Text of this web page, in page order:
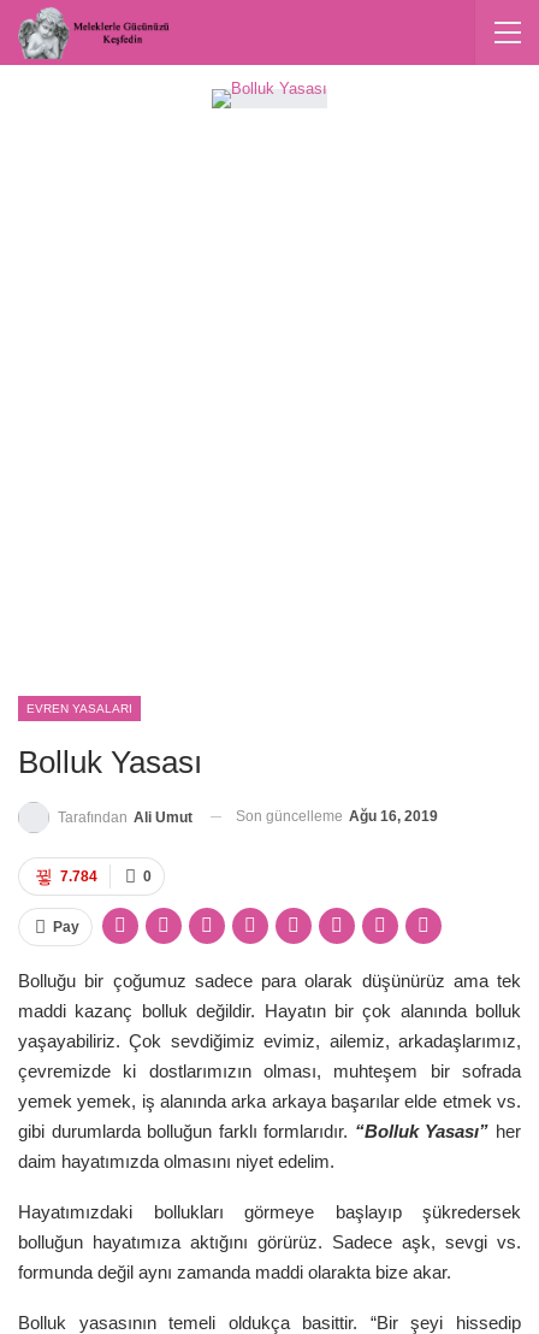
EVREN YASALARI
Bolluk Yasası
Tarafından Ali Umut Son güncelleme Ağu 16, 2019
0
7.784
Pay
Bolluğu bir çoğumuz sadece para olarak düşünürüz ama tek
maddi kazanç bolluk değildir. Hayatın bir çok alanında bolluk
yaşayabiliriz. Çok sevdiğimiz evimiz, ailemiz, arkadaşlarımız,
çevremizde ki dostlarımızın olması, muhteşem bir sofrada
yemek yemek, iş alanında arka arkaya başarılar elde etmek vs.
gibi durumlarda bolluğun farklı formlarıdır. “Bolluk Yasası” her
daim hayatımızda olmasını niyet edelim.
Hayatımızdaki bollukları görmeye başlayıp şükredersek
bolluğun hayatımıza aktığını görürüz. Sadece aşk, sevgi vs.
formunda değil aynı zamanda maddi olarakta bize akar.
Bolluk yasasının temeli oldukça basittir. “Bir şeyi hissedip